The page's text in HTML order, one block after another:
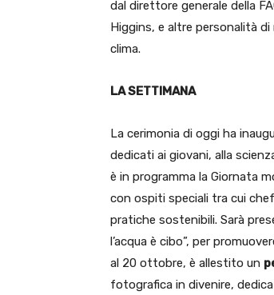
dal direttore generale della
Higgins, e altre personalità di
clima.
LA SETTIMANA
La cerimonia di oggi ha
dedicati ai giovani, alla
è in programma la Giornata
con ospiti speciali tra cui
pratiche sostenibili. Sarà
l’acqua è cibo”, per
al 20 ottobre, è allestito un
fotografica in divenire,